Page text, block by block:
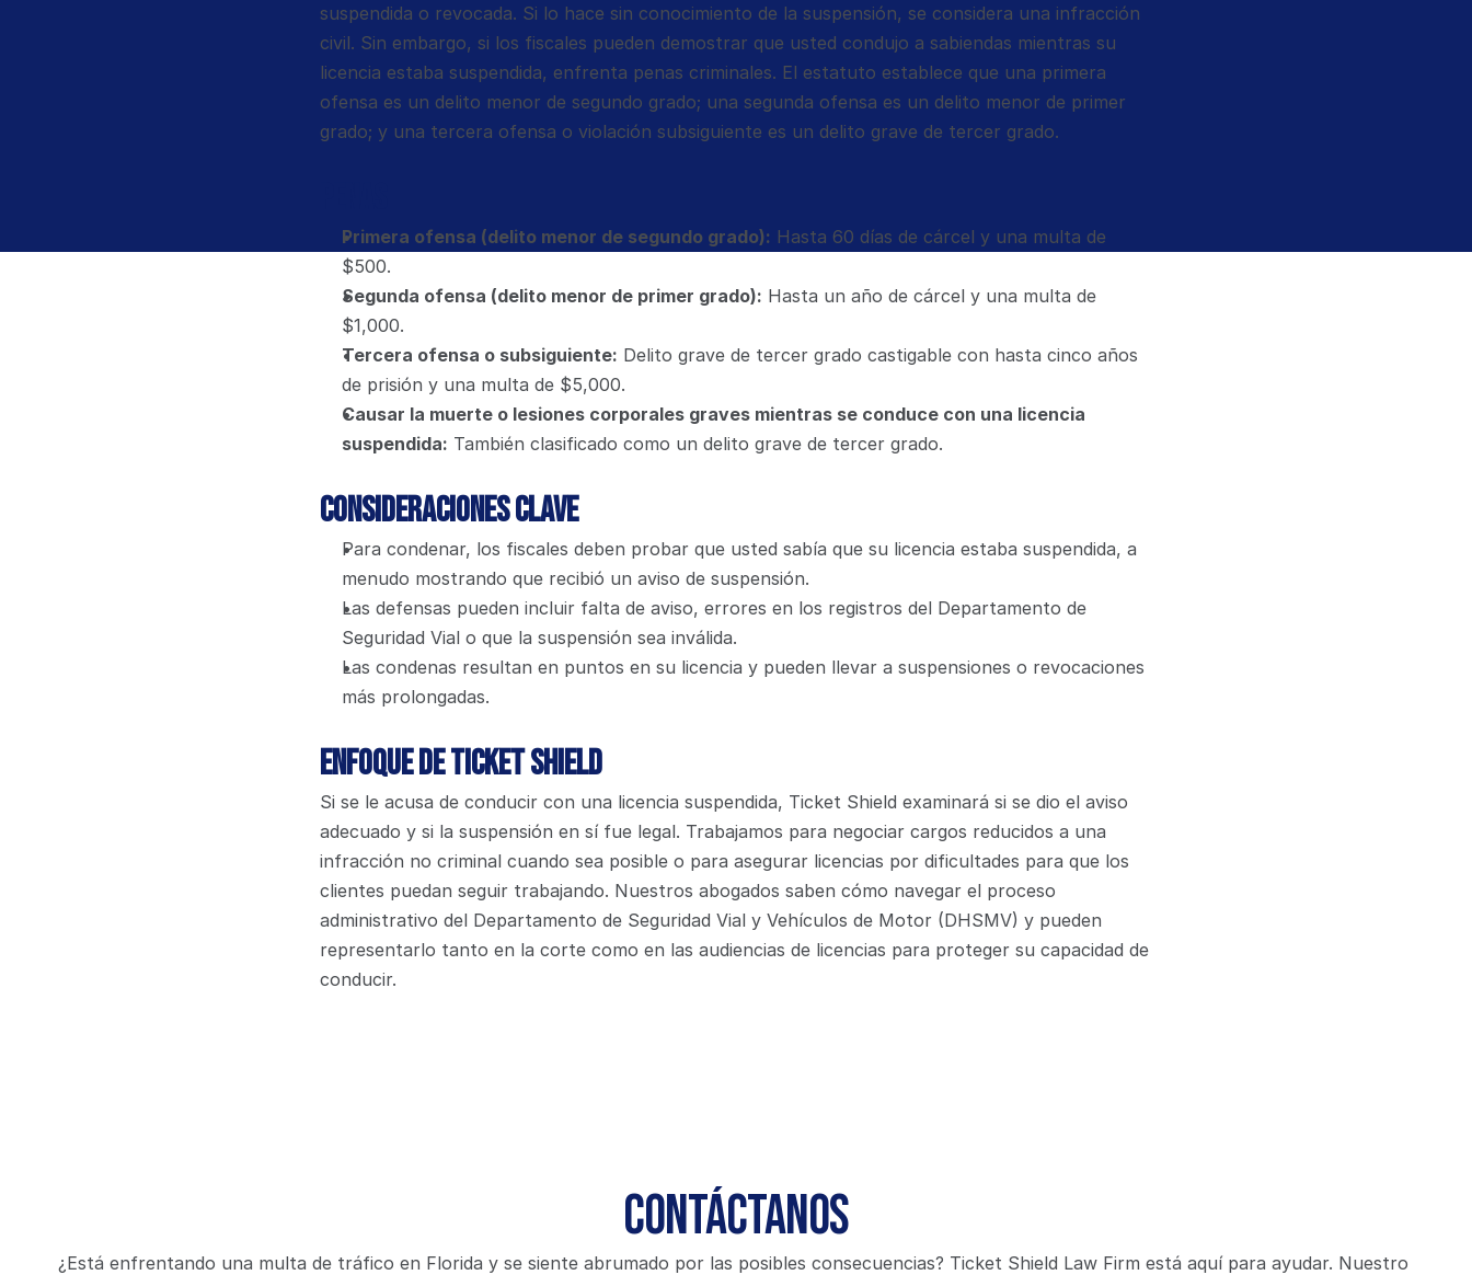
suspendida o revocada. Si lo hace sin conocimiento de la suspensión, se considera una infracción
civil. Sin embargo, si los fiscales pueden demostrar que usted condujo a sabiendas mientras su
licencia estaba suspendida, enfrenta penas criminales. El estatuto establece que una primera
ofensa es un delito menor de segundo grado; una segunda ofensa es un delito menor de primer
grado; y una tercera ofensa o violación subsiguiente es un delito grave de tercer grado.
Primera ofensa (delito menor de segundo grado): Hasta 60 días de cárcel y una multa de
$500.
Segunda ofensa (delito menor de primer grado): Hasta un año de cárcel y una multa de
$1,000.
Tercera ofensa o subsiguiente: Delito grave de tercer grado castigable con hasta cinco años
de prisión y una multa de $5,000.
Causar la muerte o lesiones corporales graves mientras se conduce con una licencia
suspendida: También clasificado como un delito grave de tercer grado.
Consideraciones Clave
Para condenar, los fiscales deben probar que usted sabía que su licencia estaba suspendida, a
menudo mostrando que recibió un aviso de suspensión.
Las defensas pueden incluir falta de aviso, errores en los registros del Departamento de
Seguridad Vial o que la suspensión sea inválida.
Las condenas resultan en puntos en su licencia y pueden llevar a suspensiones o revocaciones
más prolongadas.
Enfoque de Ticket Shield
Si se le acusa de conducir con una licencia suspendida, Ticket Shield examinará si se dio el aviso
adecuado y si la suspensión en sí fue legal. Trabajamos para negociar cargos reducidos a una
infracción no criminal cuando sea posible o para asegurar licencias por dificultades para que los
clientes puedan seguir trabajando. Nuestros abogados saben cómo navegar el proceso
administrativo del Departamento de Seguridad Vial y Vehículos de Motor (DHSMV) y pueden
representarlo tanto en la corte como en las audiencias de licencias para proteger su capacidad de
conducir.
Contáctanos
¿Está enfrentando una multa de tráfico en Florida y se siente abrumado por las posibles consecuencias? Ticket Shield Law Firm está aquí para ayudar. Nuestro